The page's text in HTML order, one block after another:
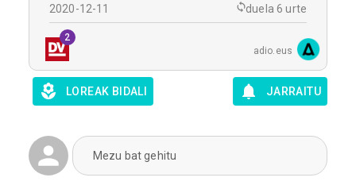
2020-12-11 duela 6 urte
2
adio.eus
LOREAK BIDALI JARRAITU
Mezu bat gehitu